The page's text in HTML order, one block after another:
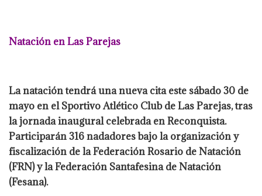
Natación en Las Parejas
La natación tendrá una nueva cita este sábado 30 de
mayo en el Sportivo Atlético Club de Las Parejas, tras
la jornada inaugural celebrada en Reconquista.
Participarán 316 nadadores bajo la organización y
fiscalización de la Federación Rosario de Natación
(FRN) y la Federación Santafesina de Natación
(Fesana).